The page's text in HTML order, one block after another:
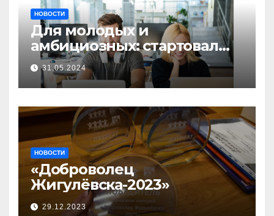
НОВОСТИ
Для молодых и
амбициозных: стартовал
прием заявок на участие в
бизнес-акселераторе «Ты
предприниматель»
31.05.2024
НОВОСТИ
«Доброволец
Жигулёвска-2023»
29.12.2023